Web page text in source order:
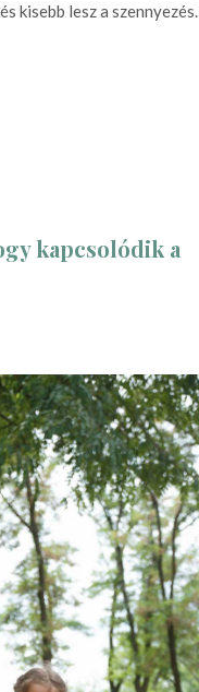
kisebb lesz a szennyezés.
kapcsolódik a